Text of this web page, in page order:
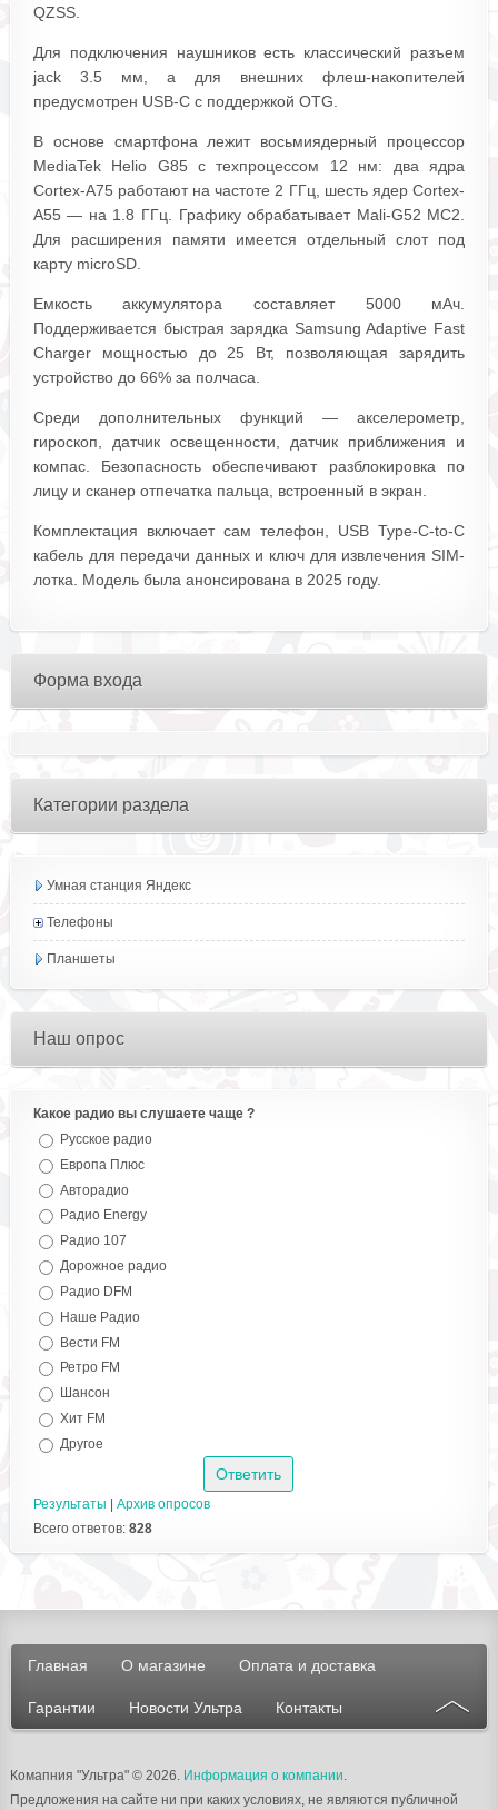
QZSS.
Для подключения наушников есть классический разъем
jack 3.5 мм, а для внешних флеш-накопителей
предусмотрен USB-C с поддержкой OTG.
В основе смартфона лежит восьмиядерный процессор
MediaTek Helio G85 с техпроцессом 12 нм: два ядра
Cortex-A75 работают на частоте 2 ГГц, шесть ядер Cortex-
A55 — на 1.8 ГГц. Графику обрабатывает Mali-G52 MC2.
Для расширения памяти имеется отдельный слот под
карту microSD.
Емкость аккумулятора составляет 5000 мАч.
Поддерживается быстрая зарядка Samsung Adaptive Fast
Charger мощностью до 25 Вт, позволяющая зарядить
устройство до 66% за полчаса.
Среди дополнительных функций — акселерометр,
гироскоп, датчик освещенности, датчик приближения и
компас. Безопасность обеспечивают разблокировка по
лицу и сканер отпечатка пальца, встроенный в экран.
Комплектация включает сам телефон, USB Type-C-to-C
кабель для передачи данных и ключ для извлечения SIM-
лотка. Модель была анонсирована в 2025 году.
Форма входа
Категории раздела
Умная станция Яндекс
Телефоны
Планшеты
Наш опрос
Какое радио вы слушаете чаще ?
Русское радио
Европа Плюс
Авторадио
Радио Energy
Радио 107
Дорожное радио
Радио DFM
Наше Радио
Вести FM
Ретро FM
Шансон
Хит FM
Другое
Результаты | Архив опросов
Всего ответов: 828
Главная О магазине Оплата и доставка
Гарантии Новости Ультра Контакты
Комапния "Ультра"© 2026. Информация о компании
Предложения на сайте ни при каких условиях, не являются публичной